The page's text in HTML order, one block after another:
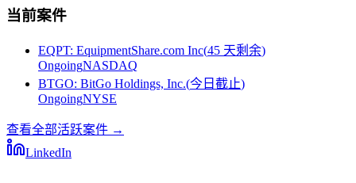
当前案件
EQPT: EquipmentShare.com Inc(45 天剩余)
OngoingNASDAQ
BTGO: BitGo Holdings, Inc.(今日截止)
OngoingNYSE
查看全部活跃案件 →
LinkedIn